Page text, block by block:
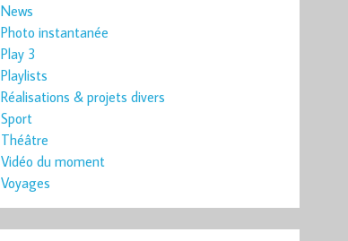
News
Photo instantanée
Play 3
Playlists
Réalisations & projets divers
Sport
Théâtre
Vidéo du moment
Voyages